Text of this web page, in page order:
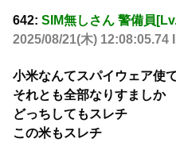
642: SIM無しさん 警備員
2025/08/21(木) 12:08:05.74
小米なんてスパイウェア使
それとも全部なりすましか
どっちしてもスレチ
この米もスレチ